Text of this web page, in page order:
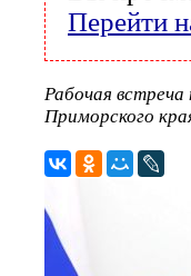
Перейти
Рабочая
Приморского